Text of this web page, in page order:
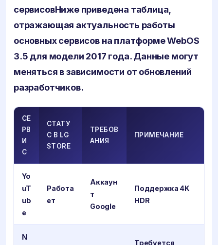
сервисовНиже приведена таблица,
отражающая актуальность работы
основных сервисов на платформе WebOS
3.5 для модели 2017 года. Данные могут
меняться в зависимости от обновлений
разработчиков.
СЕ
РВ
И
С
СТАТУ
С В LG
STORE
ТРЕБОВ
АНИЯ
ПРИМЕЧАНИЕ
Yo
uT
ub
e
Работа
ет
Аккаун
т
Google
Поддержка 4K
HDR
N
Требуется